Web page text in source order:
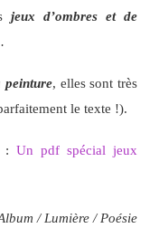
jeux d’ombres et de
peinture, elles sont très
le texte !).
:Un pdf spécial jeux
/ Lumière / Poésie